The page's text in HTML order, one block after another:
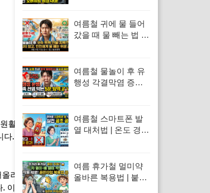
활해집니다. 이로 인해
. 특히 무리한 운동이
리지만, 꾸준한 걷기
이는 매일 반복될 경우
냉각수 점검 방법
여름철 귀에 물 들어
갔을 때 물 빼는 법 |
응급처치 수칙
여름철 물놀이 후 유
행성 각결막염 증상 |
눈 충혈 응급처치 수
칙
여름철 스마트폰 발
열 대처법 | 온도 경고
입 금지 이유
여름 휴가철 멀미약
올바른 복용법 | 붙이